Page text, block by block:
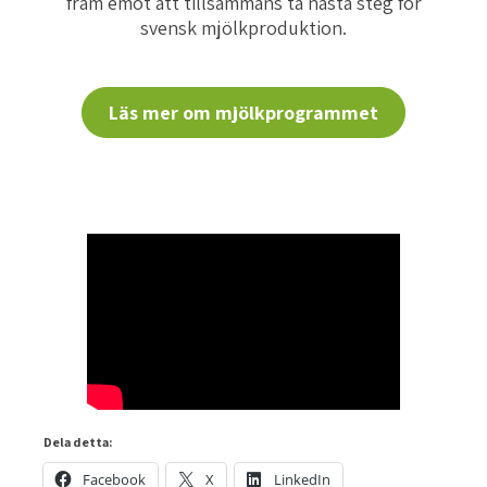
svensk mjölkproduktion.
Läs mer om mjölkprogrammet
Dela detta:
Facebook X LinkedIn